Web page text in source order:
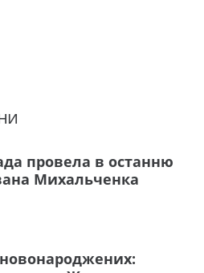
провела в останню
Михальченка